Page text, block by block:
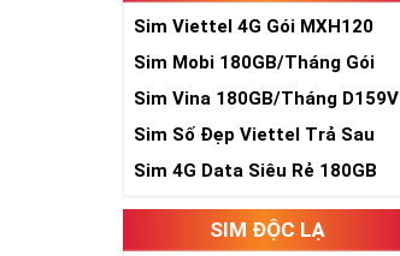
Sim Viettel 4G Gói MXH120
Siêu Rẻ
Sim Mobi 180GB/Tháng Gói
TK159
Sim Vina 180GB/Tháng D159V
Sim Số Đẹp Viettel Trả Sau
Sim 4G Data Siêu Rẻ 180GB
SIM ĐỘC LẠ